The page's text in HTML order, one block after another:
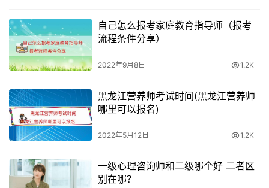
自己怎么报考家庭教育指导师（报考
流程条件分享）
2022年9月8日 1.2K
黑龙江营养师考试时间(黑龙江营养师
哪里可以报名)
2022年5月12日 1.2K
一级心理咨询师和二级哪个好 二者区
别在哪？